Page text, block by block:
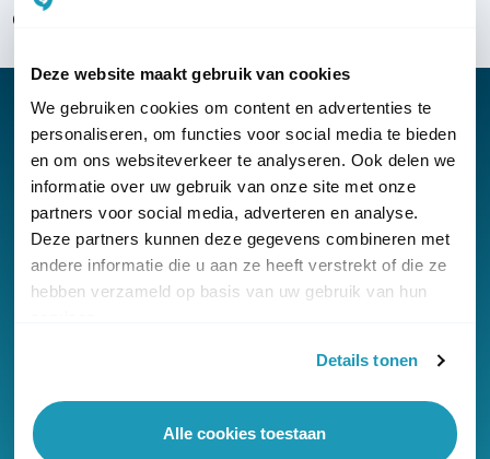
Deze website maakt gebruik van cookies
We gebruiken cookies om content en advertenties te
personaliseren, om functies voor social media te bieden
en om ons websiteverkeer te analyseren. Ook delen we
informatie over uw gebruik van onze site met onze
partners voor social media, adverteren en analyse.
Deze partners kunnen deze gegevens combineren met
andere informatie die u aan ze heeft verstrekt of die ze
hebben verzameld op basis van uw gebruik van hun
Details tonen
Alle cookies toestaan
Over KommaGo
Nieuwsbrief
Klantenservice